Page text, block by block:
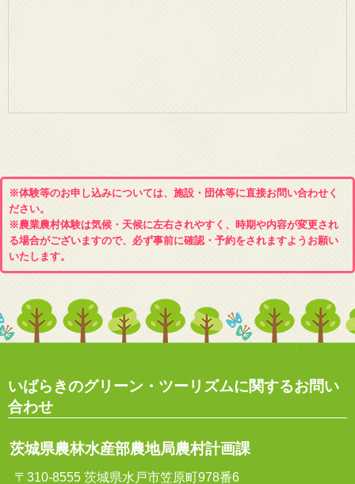
※体験等のお申し込みについては、施設・団体等に直接お問い合わせく
ださい。
※農業農村体験は気候・天候に左右されやすく、時期や内容が変更され
る場合がございますので、必ず事前に確認・予約をされますようお願い
いたします。
いばらきのグリーン・ツーリズムに関するお問い
合わせ
茨城県農林水産部農地局農村計画課
〒310-8555 茨城県水戸市笠原町978番6